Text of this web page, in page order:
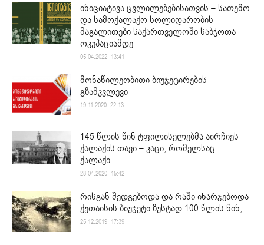
ინიციატივა ცვლილებებისათვის – სათემო
და სამოქალაქო სოლიდარობის
მაგალითები საქართველოში საბჭოთა
ოკუპაციამდე
05.04.2022. 13:41
მონაწილეობითი ბიუჯეტირების
გზამკვლევი
19.11.2020. 22:13
145 წლის წინ ტფილისელებმა აირჩიეს
ქალაქის თავი – კაცი, რომელსაც
ქალაქი...
28.04.2020. 15:42
რისგან შედგებოდა და რაში იხარჯებოდა
ქუთაისის ბიუჯეტი ზუსტად 100 წლის წინ,...
25.12.2019. 17:39